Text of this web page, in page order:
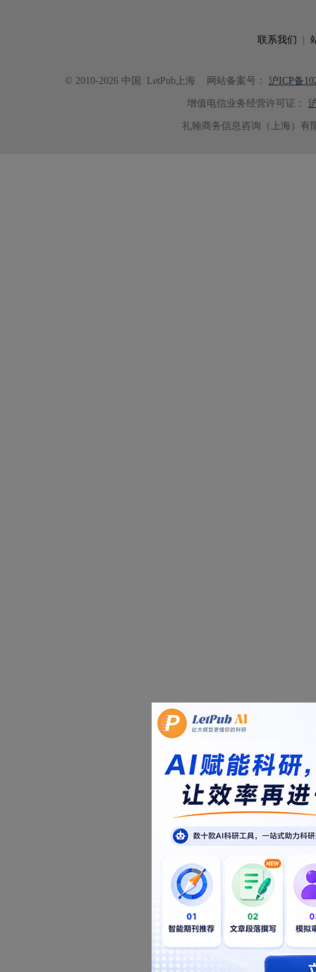
联系我们
© 2010-2026 中国: LetPub上海 网站备案号： 沪ICP备
增值电信业务经营许可证：
礼翰商务信息咨询（上海）